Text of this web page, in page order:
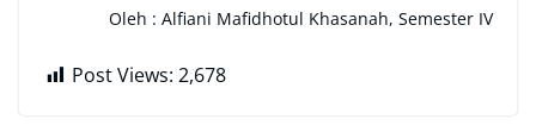
Oleh : Alfiani Mafidhotul Khasanah, Semester IV
Post Views: 2,678